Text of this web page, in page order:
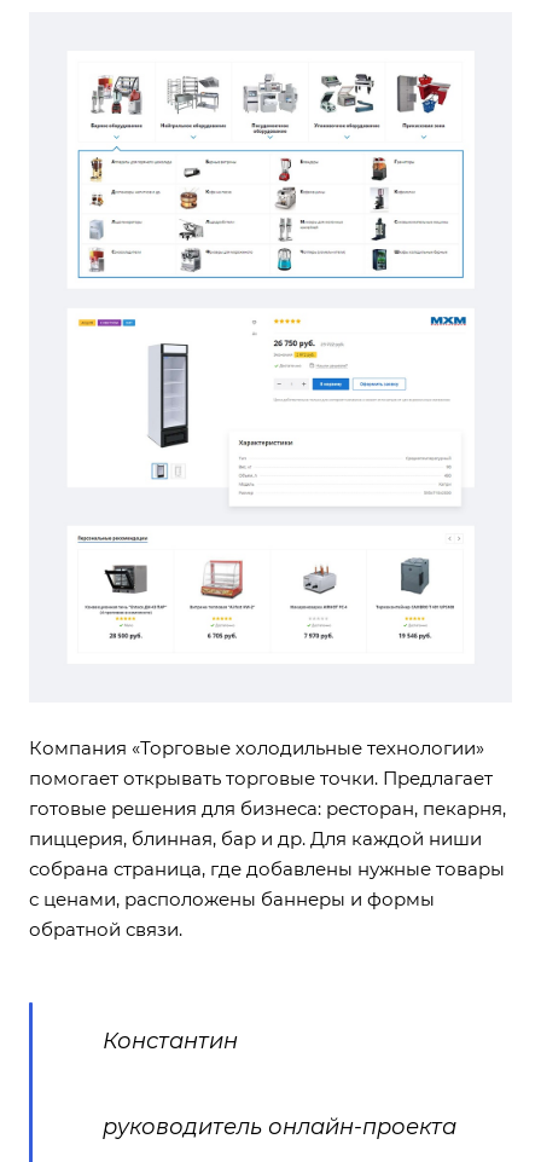
Компания «Торговые холодильные технологии»
помогает открывать торговые точки. Предлагает
готовые решения для бизнеса: ресторан, пекарня,
пиццерия, блинная, бар и др. Для каждой ниши
собрана страница, где добавлены нужные товары
с ценами, расположены баннеры и формы
обратной связи.
Константин
руководитель онлайн-проекта